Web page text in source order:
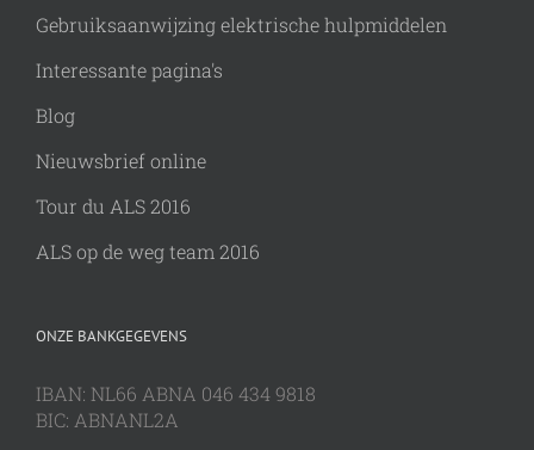
Gebruiksaanwijzing elektrische hulpmiddelen
Interessante pagina's
Blog
Nieuwsbrief online
Tour du ALS 2016
ALS op de weg team 2016
ONZE BANKGEGEVENS
IBAN: NL66 ABNA 046 434 9818
BIC: ABNANL2A